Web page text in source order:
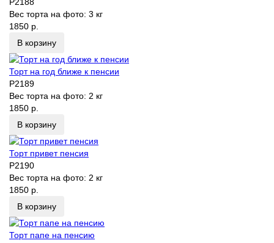
P2188
Вес торта на фото: 3 кг
1850 р.
В корзину
Торт на год ближе к пенсии
P2189
Вес торта на фото: 2 кг
1850 р.
В корзину
Торт привет пенсия
P2190
Вес торта на фото: 2 кг
1850 р.
В корзину
Торт папе на пенсию